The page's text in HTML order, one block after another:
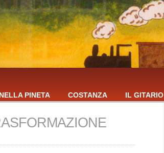
PINETA COSTANZA IL GITARIO